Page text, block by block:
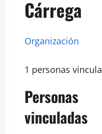
Cárrega
Organización
1 personas
Personas
vinculadas